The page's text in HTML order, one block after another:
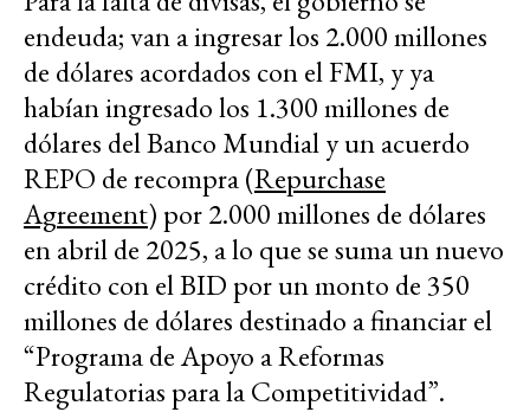
endeuda; van a ingresar los 2.000 millones
de dólares acordados con el FMI, y ya
habían ingresado los 1.300 millones de
dólares del Banco Mundial y un acuerdo
REPO de recompra (Repurchase
Agreement) por 2.000 millones de dólares
en abril de 2025, a lo que se sumaun nuevo
crédito con el BID por un monto de 350
millones de dólares destinado a financiar el
“Programa de Apoyo a Reformas
Regulatorias para la Competitividad”.